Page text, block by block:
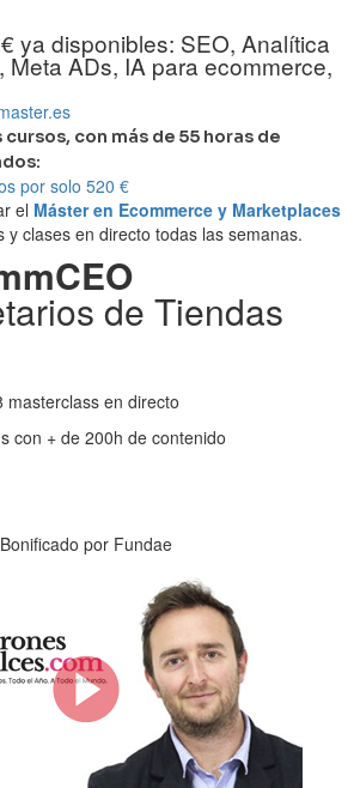
ya disponibles: SEO, Analítica
Meta ADs, IA para ecommerce,
con más de 55 horas de
por solo 520 €
el Máster en Ecommerce y Marketplaces
clases en directo todas las semanas.
de Tiendas
masterclass en directo
con + de 200h de contenido
Bonificado por Fundae